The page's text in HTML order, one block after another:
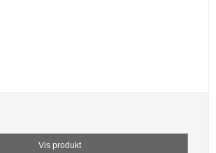
Vis produkt